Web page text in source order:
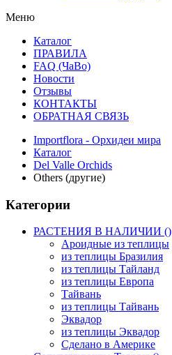
Меню
Каталог
ПРАВИЛА
FAQ (ЧаВо)
Новости
Отзывы
КОНТАКТЫ
ОБРАТНАЯ СВЯЗЬ
Importflora - Орхидеи мира
Каталог
Del Valle Orchids
Others (другие)
Категории
РАСТЕНИЯ В НАЛИЧИИ ()
Ароидные из теплицы
из теплицы Бразилия
из теплицы Тайланд
из теплицы Европа
Тайвань
из теплицы Тайвань
Эквадор
из теплицы Эквадор
Сделано в Америке